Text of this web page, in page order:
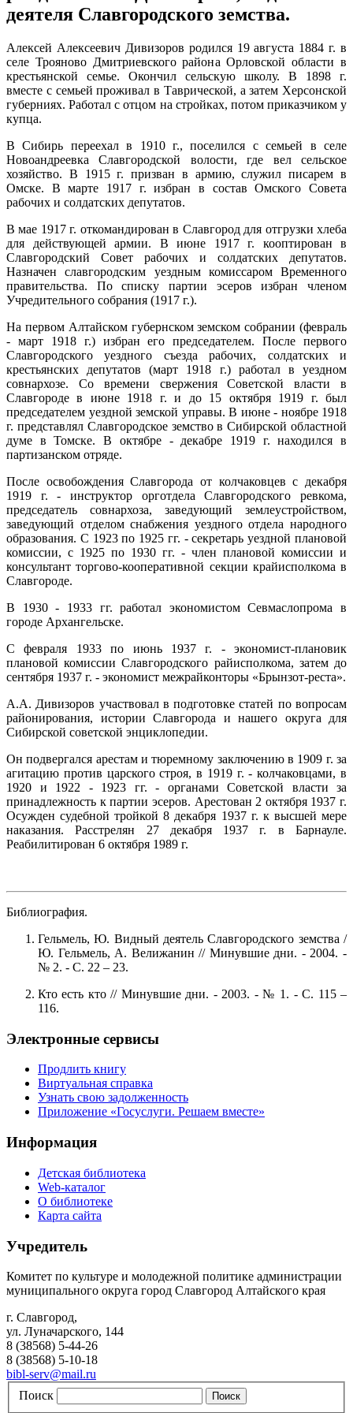
деятеля Славгородского земства.
Алексей Алексеевич Дивизоров родился 19 августа 1884 г. в
селе Трояново Дмитриевского района Орловской области в
крестьянской семье. Окончил сельскую школу. В 1898 г.
вместе с семьей проживал в Таврической, а затем Херсонской
губерниях. Работал с отцом на стройках, потом приказчиком у
купца.
В Сибирь переехал в 1910 г., поселился с семьей в селе
Новоандреевка Славгородской волости, где вел сельское
хозяйство. В 1915 г. призван в армию, служил писарем в
Омске. В марте 1917 г. избран в состав Омского Совета
рабочих и солдатских депутатов.
В мае 1917 г. откомандирован в Славгород для отгрузки хлеба
для действующей армии. В июне 1917 г. кооптирован в
Славгородский Совет рабочих и солдатских депутатов.
Назначен славгородским уездным комиссаром Временного
правительства. По списку партии эсеров избран членом
Учредительного собрания (1917 г.).
На первом Алтайском губернском земском собрании (февраль
- март 1918 г.) избран его председателем. После первого
Славгородского уездного съезда рабочих, солдатских и
крестьянских депутатов (март 1918 г.) работал в уездном
совнархозе. Со времени свержения Советской власти в
Славгороде в июне 1918 г. и до 15 октября 1919 г. был
председателем уездной земской управы. В июне - ноябре 1918
г. представлял Славгородское земство в Сибирской областной
думе в Томске. В октябре - декабре 1919 г. находился в
партизанском отряде.
После освобождения Славгорода от колчаковцев с декабря
1919 г. - инструктор орготдела Славгородского ревкома,
председатель совнархоза, заведующий землеустройством,
заведующий отделом снабжения уездного отдела народного
образования. С 1923 по 1925 гг. - секретарь уездной плановой
комиссии, с 1925 по 1930 гг. - член плановой комиссии и
консультант торгово-кооперативной секции крайисполкома в
Славгороде.
В 1930 - 1933 гг. работал экономистом Севмаслопрома в
городе Архангельске.
С февраля 1933 по июнь 1937 г. - экономист-плановик
плановой комиссии Славгородского райисполкома, затем до
сентября 1937 г. - экономист межрайконторы «Брынзот-реста».
А.А. Дивизоров участвовал в подготовке статей по вопросам
районирования, истории Славгорода и нашего округа для
Сибирской советской энциклопедии.
Он подвергался арестам и тюремному заключению в 1909 г. за
агитацию против царского строя, в 1919 г. - колчаковцами, в
1920 и 1922 - 1923 гг. - органами Советской власти за
принадлежность к партии эсеров. Арестован 2 октября 1937 г.
Осужден судебной тройкой 8 декабря 1937 г. к высшей мере
наказания. Расстрелян 27 декабря 1937 г. в Барнауле.
Реабилитирован 6 октября 1989 г.
Библиография.
Гельмель, Ю. Видный деятель Славгородского земства /
Ю. Гельмель, А. Велижанин // Минувшие дни. - 2004. -
№ 2. - С. 22 – 23.
Кто есть кто // Минувшие дни. - 2003. - № 1. - С. 115 –
116.
Электронные сервисы
Продлить книгу
Виртуальная справка
Узнать свою задолженность
Приложение «Госуслуги. Решаем вместе»
Информация
Детская библиотека
Web-каталог
О библиотеке
Карта сайта
Учредитель
Комитет по культуре и молодежной политике администрации
муниципального округа город Славгород Алтайского края
г. Славгород,
ул. Луначарского, 144
8 (38568) 5-44-26
8 (38568) 5-10-18
bibl-serv@mail.ru
Поиск